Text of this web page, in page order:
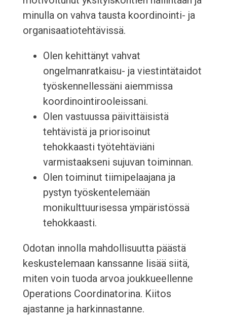
minulla on vahva tausta koordinointi- ja
organisaatiotehtävissä.
Olen kehittänyt vahvat
ongelmanratkaisu- ja viestintätaidot
työskennellessäni aiemmissa
koordinointirooleissani.
Olen vastuussa päivittäisistä
tehtävistä ja priorisoinut
tehokkaasti työtehtäviäni
varmistaakseni sujuvan toiminnan.
Olen toiminut tiimipelaajana ja
pystyn työskentelemään
monikulttuurisessa ympäristössä
tehokkaasti.
Odotan innolla mahdollisuutta päästä
keskustelemaan kanssanne lisää siitä,
miten voin tuoda arvoa joukkueellenne
Operations Coordinatorina. Kiitos
ajastanne ja harkinnastanne.